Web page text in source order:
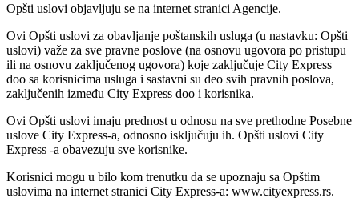
Opšti uslovi objavljuju se na internet stranici Agencije.
Ovi Opšti uslovi za obavljanje poštanskih usluga (u nastavku: Opšti
uslovi) važe za sve pravne poslove (na osnovu ugovora po pristupu
ili na osnovu zaključenog ugovora) koje zaključuje City Express
doo sa korisnicima usluga i sastavni su deo svih pravnih poslova,
zaključenih između City Express doo i korisnika.
Ovi Opšti uslovi imaju prednost u odnosu na sve prethodne Posebne
uslove City Express-a, odnosno isključuju ih. Opšti uslovi City
Express -a obavezuju sve korisnike.
Korisnici mogu u bilo kom trenutku da se upoznaju sa Opštim
uslovima na internet stranici City Express-a: www.cityexpress.rs.